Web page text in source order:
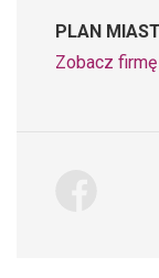
PLAN
Zobacz